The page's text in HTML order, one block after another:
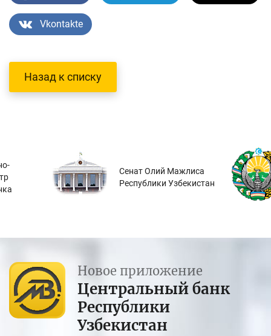
Vkontakte
Назад к списку
Сенат Олий Мажлиса
Республики Узбекистан
Новое приложение
Центральный банк
Республики
Узбекистан